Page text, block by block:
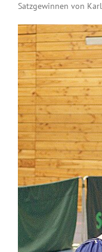
Satzgewinnen von